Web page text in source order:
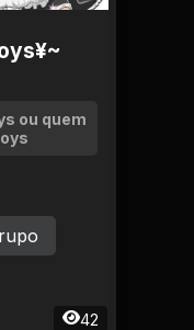
ou quem
42